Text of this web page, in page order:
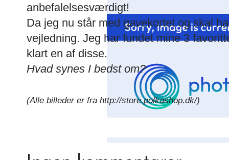
anbefalelsesværdigt!
Da jeg nu står med gavekortet og skal
vejledning. Jeg har fundet mine 3
klart en af disse.
Hvad synes I bedst om?
(Alle billeder er fra http://store.polkashop.dk/)